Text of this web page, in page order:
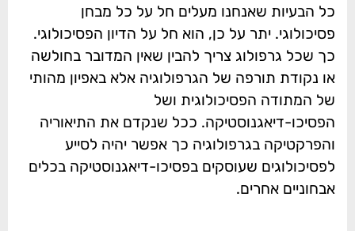
כל הבעיות שאנחנו מעלים חל על כל מבחן
פסיכולוגי. יתר על כן, הוא חל על הדיון הפסיכולוגי.
כך שכל גרפולוג צריך להבין שאין המדובר בחולשה
או נקודת תורפה של הגרפולוגיה אלא באפיון מהותי
של המתודה הפסיכולוגית ושל
הפסיכו-דיאגנוסטיקה. ככל שנקדם את התיאוריה
והפרקטיקה בגרפולוגיה כך אפשר יהיה לסייע
לפסיכולוגים שעוסקים בפסיכו-דיאגנוסטיקה בכלים
אבחוניים אחרים.